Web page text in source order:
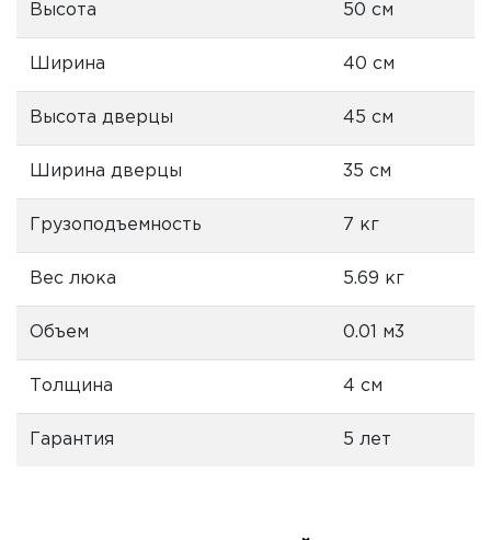
Высота 50 см
Ширина 40 см
Высота дверцы 45 см
Ширина дверцы 35 см
Грузоподъемность 7 кг
Вес люка 5.69 кг
Объем 0.01 м3
Толщина 4 см
Гарантия 5 лет